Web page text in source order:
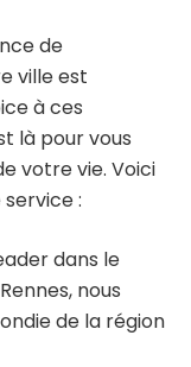
de
ville est
à ces
là pour vous
votre vie. Voici
:
dans le
nous
de la région